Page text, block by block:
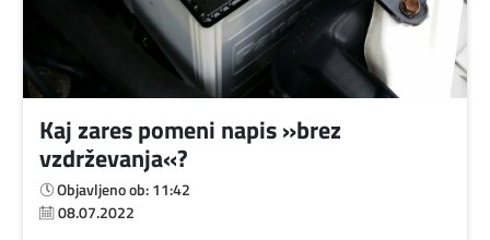
Kaj zares pomeni napis »brez
vzdrževanja«?
08.07.2022
Objavljeno ob: 11:42